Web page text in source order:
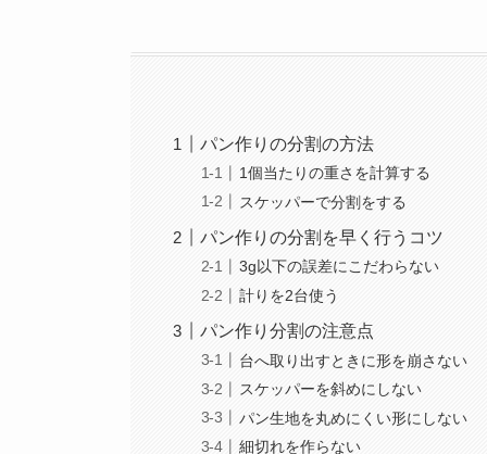
パン作りの分割の方法
1個当たりの重さを計算する
スケッパーで分割をする
パン作りの分割を早く行うコツ
3g以下の誤差にこだわらない
計りを2台使う
パン作り分割の注意点
台へ取り出すときに形を崩さない
スケッパーを斜めにしない
パン生地を丸めにくい形にしない
細切れを作らない